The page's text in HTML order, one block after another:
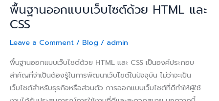
พื้นฐานออกแบบเว็บไซต์ด้วย HTML และ
CSS
Leave a Comment / Blog / admin
พื้นฐานออกแบบเว็บไซต์ด้วย HTML และ CSS เป็นองค์ประกอบ
สำคัญที่จำเป็นต้องรู้ในการพัฒนาเว็บไซต์ในปัจจุบัน ไม่ว่าจะเป็น
เว็บไซต์สำหรับธุรกิจหรือส่วนตัว การออกแบบเว็บไซต์ที่ดีทำให้ผู้ใช้